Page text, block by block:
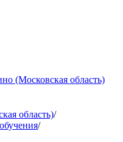
(Московская область)
область)/
/